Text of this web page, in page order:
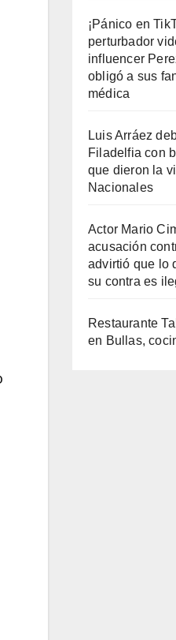
¡Pánico en
perturbador
influencer
obligó a sus
médica
Luis Arráez
Filadelfia con
que dieron la
Nacionales
Actor Mario
acusación
advirtió que lo
su contra es
Restaurante
en Bullas,